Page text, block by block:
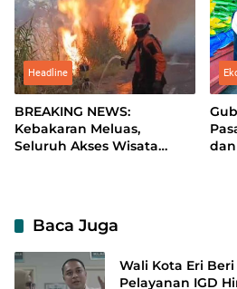
Headline
BREAKING NEWS:
Kebakaran Meluas,
Seluruh Akses Wisata
Baca Juga
Wali Kota Eri
Pelayanan IGD